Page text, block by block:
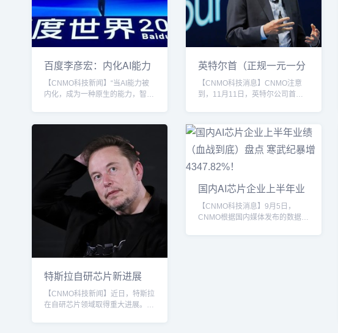
百度李彦宏：内化AI能力
让智能不再是
【CNMO科技新闻】“当AI能力被
内化，成为一种原生的能力，智能
示，更应关心如何让AI跟每一项任
务有机结合，“让AI成为企业发展
和个人成长的原生推动力。”作为
最早进军AI赛道的科技公司，百度
正运用AI全面重构业务。当前，百
度搜索已成为全球AI化改造最激进
的搜索引擎，用AI重构搜索结果
页，转型成以富媒体为主...
英特尔首（正规一元一分
麻将群）席技术
【CNMO科技消息】CNMO注意
到，11月11日，英特尔公司首席
的创造者OpenAI。这位在英特尔
仅任职4年的技术高管，将负责
OpenAI的基础设施相关岗位，投
身于通用人工智能（AGI）计算基
础设施的打造工作。英特尔CEO陈
立武萨钦·卡蒂的离职消息最初由
他本人在社交平台上公布。英特尔
随后确认这一消息，并迅速公布了
后续安排。英特尔在声...
特斯拉自研芯片新进展
AI5芯片设计
【CNMO科技新闻】近日，特斯拉
在自研芯片领域取得重大进展。当
国内AI芯片企业上半年业
绩（血战到底
【CNMO科技消息】9月5日，
CNMO根据国内媒体发布的数据了